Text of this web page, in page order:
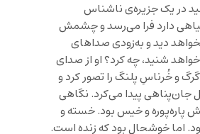
در یک جزیره‌ی ناشناس
دارد فرا می‌رسد و چشمش
دید و به‌زودی صداهای
شنید، چه کرد؟ او از صدای
و خُرناسِ پلنگ را تصور کرد و
جان‌پناهی پیدا می‌کرد. نگاهی
پاره‌پوره و خیس بود. خسته و
اما خوشحال بود که زنده است.